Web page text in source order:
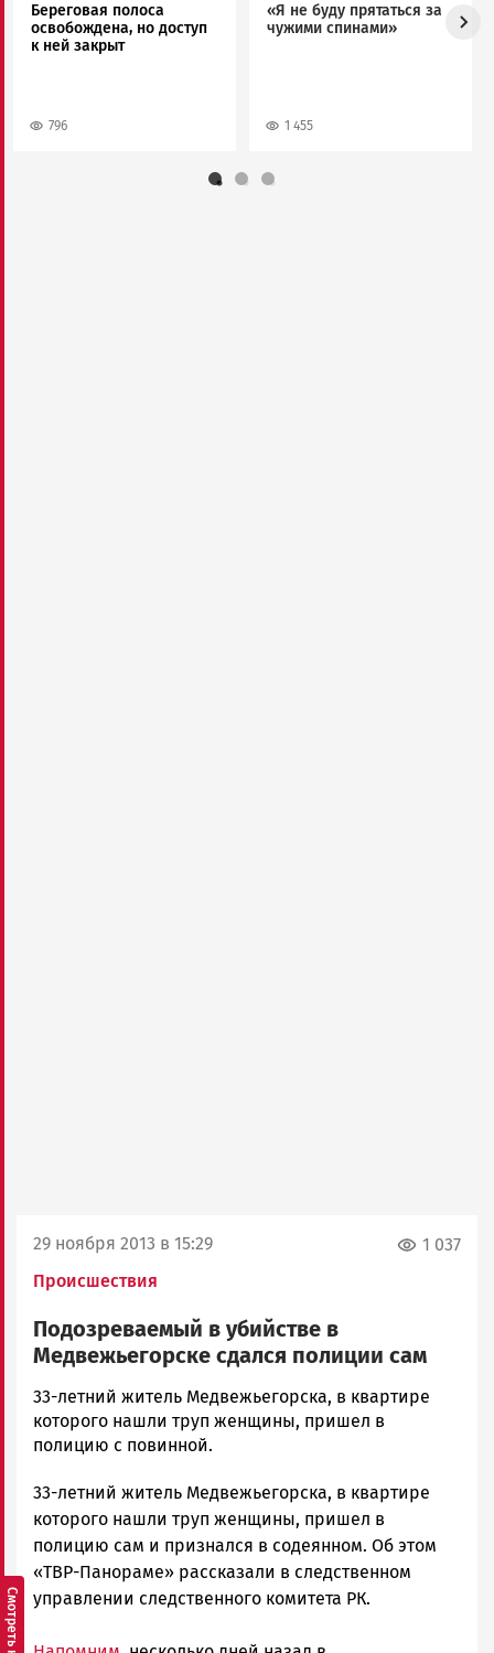
Береговая полоса
освобождена, но доступ
к ней закрыт
796
«Я не буду прятаться за
чужими спинами»
1 455
29 ноября 2013 в 15:29
Происшествия
1 037
Подозреваемый в убийстве в
Медвежьегорске сдался полиции сам
admintimur
Новости
Петрозаводска
Карелии
|
Петрозаводск
ГОВОРИТ
33-летний житель Медвежьегорска, в квартире
которого нашли труп женщины, пришел в
полицию с повинной.
33-летний житель Медвежьегорска, в квартире
которого нашли труп женщины, пришел в
полицию сам и признался в содеянном. Об этом
«ТВР-Панораме» рассказали в следственном
управлении следственного комитета РК.